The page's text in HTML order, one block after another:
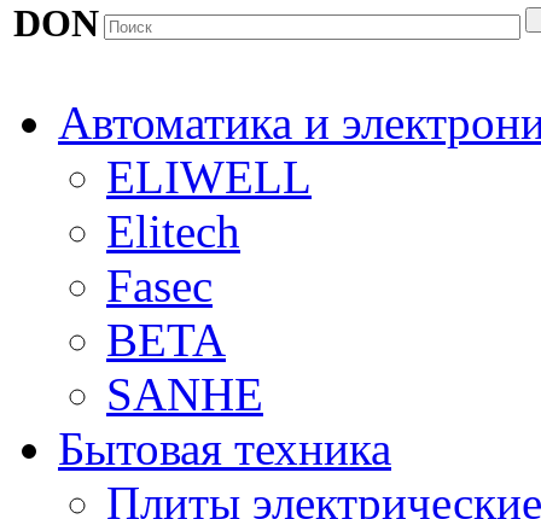
DON
Автоматика и
ELIWELL
Elitech
Fasec
BETA
SANHE
Бытовая техника
Плиты электрические